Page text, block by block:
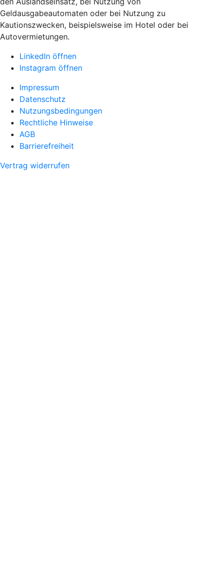
Geldausgabeautomaten oder bei Nutzung zu
Kautionszwecken, beispielsweise im Hotel oder bei
Autovermietungen.
LinkedIn öffnen
Instagram öffnen
Impressum
Datenschutz
Nutzungsbedingungen
Rechtliche Hinweise
AGB
Barrierefreiheit
Vertrag widerrufen